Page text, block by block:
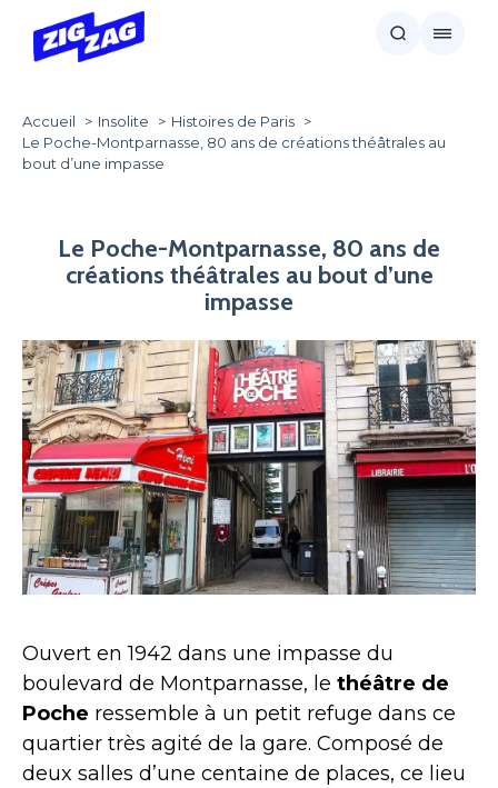
Accueil Insolite
Histoires de Paris
Le Poche-Montparnasse, 80 ans de créations théâtrales au
bout d’une impasse
Le Poche-Montparnasse, 80 ans de
créations théâtrales au bout d’une
impasse
Ouvert en 1942 dans une impasse du
boulevard de Montparnasse, le théâtre de
Poche ressemble à un petit refuge dans ce
quartier très agité de la gare. Composé de
deux salles d’une centaine de places, ce lieu